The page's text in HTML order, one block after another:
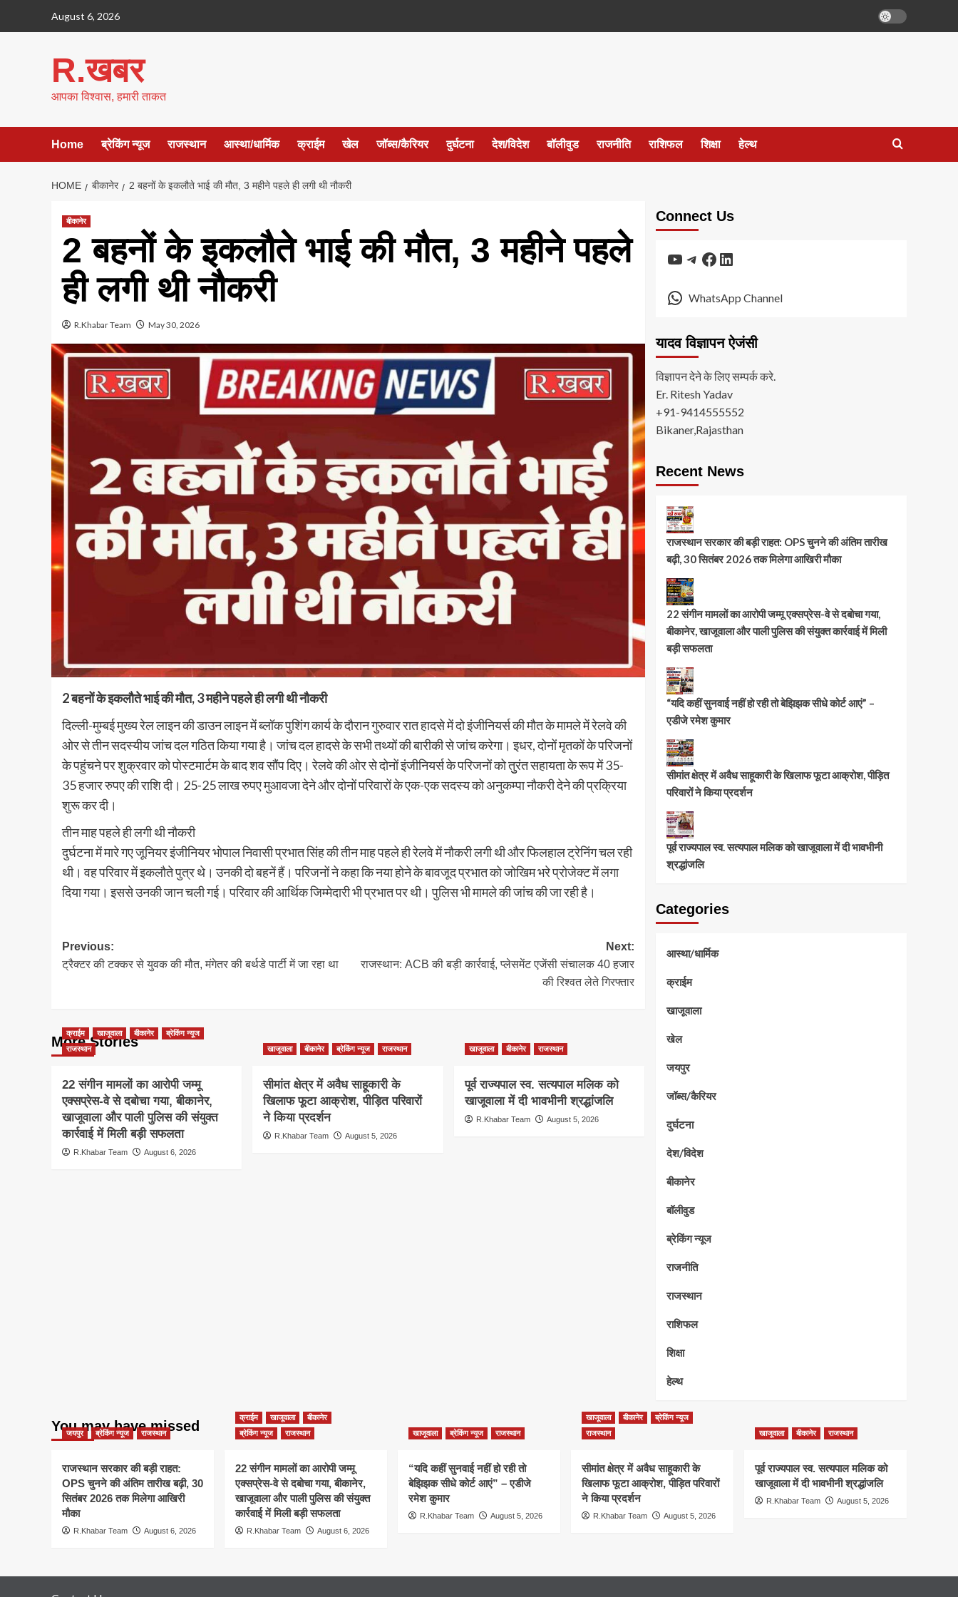
August 6, 2026
R.खबर
आपका विश्वास, हमारी ताकत
Home ब्रेकिंग न्यूज राजस्थान आस्था/धार्मिक क्राईम खेल जॉब्स/कैरियर दुर्घटना देश/विदेश बॉलीवुड राजनीति राशिफल शिक्षा हेल्थ
HOME बीकानेर 2 बहनों के इकलौते भाई की मौत, 3 महीने पहले ही लगी थी नौकरी
बीकानेर
2 बहनों के इकलौते भाई की मौत, 3 महीने पहले
ही लगी थी नौकरी
R.Khabar Team May 30, 2026
2 बहनों के इकलौते भाई की मौत, 3 महीने पहले ही लगी थी नौकरी
दिल्ली-मुम्बई मुख्य रेल लाइन की डाउन लाइन में ब्लॉक पुशिंग कार्य के दौरान गुरुवार रात हादसे में दो इंजीनियर्स की मौत के मामले में रेलवे की
ओर से तीन सदस्यीय जांच दल गठित किया गया है। जांच दल हादसे के सभी तथ्यों की बारीकी से जांच करेगा। इधर, दोनों मृतकों के परिजनों
के पहुंचने पर शुक्रवार को पोस्टमार्टम के बाद शव सौंप दिए। रेलवे की ओर से दोनों इंजीनियर्स के परिजनों को तुुरंत सहायता के रूप में 35-
35 हजार रुपए की राशि दी। 25-25 लाख रुपए मुआवजा देने और दोनों परिवारों के एक-एक सदस्य को अनुकम्पा नौकरी देने की प्रक्रिया
शुरू कर दी।
तीन माह पहले ही लगी थी नौकरी
दुर्घटना में मारे गए जूनियर इंजीनियर भोपाल निवासी प्रभात सिंह की तीन माह पहले ही रेलवे में नौकरी लगी थी और फिलहाल ट्रेनिंग चल रही
थी। वह परिवार में इकलौते पुत्र थे। उनकी दो बहनें हैं। परिजनों ने कहा कि नया होने के बावजूद प्रभात को जोखिम भरे प्रोजेक्ट में लगा
दिया गया। इससे उनकी जान चली गई। परिवार की आर्थिक जिम्मेदारी भी प्रभात पर थी। पुलिस भी मामले की जांच की जा रही है।
Post
navigation
Previous:
ट्रैक्टर की टक्कर से युवक की मौत, मंगेतर की बर्थडे पार्टी में जा रहा था
Next:
राजस्थान: ACB की बड़ी कार्रवाई, प्लेसमेंट एजेंसी संचालक 40 हजार
की रिश्वत लेते गिरफ्तार
More Stories
क्राईम खाजूवाला बीकानेर
ब्रेकिंग न्यूज
राजस्थान
22 संगीन मामलों का आरोपी जम्मू
एक्सप्रेस-वे से दबोचा गया, बीकानेर,
खाजूवाला और पाली पुलिस की संयुक्त
कार्रवाई में मिली बड़ी सफलता
R.Khabar Team August 6, 2026
खाजूवाला बीकानेर ब्रेकिंग न्यूज राजस्थान
सीमांत क्षेत्र में अवैध साहूकारी के
खिलाफ फूटा आक्रोश, पीड़ित परिवारों
ने किया प्रदर्शन
R.Khabar Team August 5, 2026
खाजूवाला बीकानेर राजस्थान
पूर्व राज्यपाल स्व. सत्यपाल मलिक को
खाजूवाला में दी भावभीनी श्रद्धांजलि
R.Khabar Team August 5, 2026
Connect Us
YouTube
Telegram
Facebook
LinkedIn
WhatsApp Channel
यादव विज्ञापन ऐजंसी
विज्ञापन देने के लिए सम्पर्क करे.
Er. Ritesh Yadav
+91-9414555552
Bikaner,Rajasthan
Recent News
राजस्थान सरकार की बड़ी राहत: OPS चुनने की अंतिम तारीख
बढ़ी, 30 सितंबर 2026 तक मिलेगा आखिरी मौका
22 संगीन मामलों का आरोपी जम्मू एक्सप्रेस-वे से दबोचा गया,
बीकानेर, खाजूवाला और पाली पुलिस की संयुक्त कार्रवाई में मिली
बड़ी सफलता
“यदि कहीं सुनवाई नहीं हो रही तो बेझिझक सीधे कोर्ट आएं” –
एडीजे रमेश कुमार
सीमांत क्षेत्र में अवैध साहूकारी के खिलाफ फूटा आक्रोश, पीड़ित
परिवारों ने किया प्रदर्शन
पूर्व राज्यपाल स्व. सत्यपाल मलिक को खाजूवाला में दी भावभीनी
श्रद्धांजलि
Categories
आस्था/धार्मिक
क्राईम
खाजूवाला
खेल
जयपुर
जॉब्स/कैरियर
दुर्घटना
देश/विदेश
बीकानेर
बॉलीवुड
ब्रेकिंग न्यूज
राजनीति
राजस्थान
राशिफल
शिक्षा
हेल्थ
You may have missed
जयपुर ब्रेकिंग न्यूज राजस्थान
राजस्थान सरकार की बड़ी राहत:
OPS चुनने की अंतिम तारीख बढ़ी, 30
सितंबर 2026 तक मिलेगा आखिरी
मौका
R.Khabar Team August 6, 2026
क्राईम खाजूवाला
बीकानेर
ब्रेकिंग न्यूज
राजस्थान
22 संगीन मामलों का आरोपी जम्मू
एक्सप्रेस-वे से दबोचा गया, बीकानेर,
खाजूवाला और पाली पुलिस की संयुक्त
कार्रवाई में मिली बड़ी सफलता
R.Khabar Team August 6, 2026
खाजूवाला ब्रेकिंग न्यूज राजस्थान
“यदि कहीं सुनवाई नहीं हो रही तो
बेझिझक सीधे कोर्ट आएं” – एडीजे
रमेश कुमार
R.Khabar Team August 5, 2026
खाजूवाला बीकानेर
ब्रेकिंग न्यूज
राजस्थान
सीमांत क्षेत्र में अवैध साहूकारी के
खिलाफ फूटा आक्रोश, पीड़ित परिवारों
ने किया प्रदर्शन
R.Khabar Team August 5, 2026
खाजूवाला बीकानेर राजस्थान
पूर्व राज्यपाल स्व. सत्यपाल मलिक को
खाजूवाला में दी भावभीनी श्रद्धांजलि
R.Khabar Team August 5, 2026